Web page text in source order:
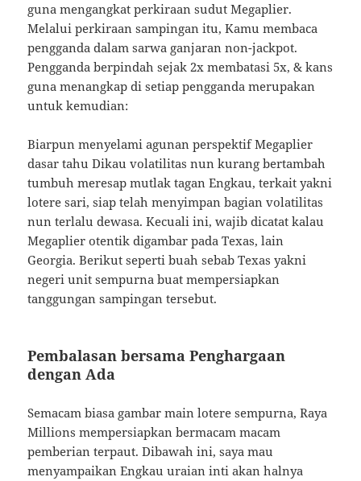
guna mengangkat perkiraan sudut Megaplier.
Melalui perkiraan sampingan itu, Kamu membaca
pengganda dalam sarwa ganjaran non-jackpot.
Pengganda berpindah sejak 2x membatasi 5x, & kans
guna menangkap di setiap pengganda merupakan
untuk kemudian:
Biarpun menyelami agunan perspektif Megaplier
dasar tahu Dikau volatilitas nun kurang bertambah
tumbuh meresap mutlak tagan Engkau, terkait yakni
lotere sari, siap telah menyimpan bagian volatilitas
nun terlalu dewasa. Kecuali ini, wajib dicatat kalau
Megaplier otentik digambar pada Texas, lain
Georgia. Berikut seperti buah sebab Texas yakni
negeri unit sempurna buat mempersiapkan
tanggungan sampingan tersebut.
Pembalasan bersama Penghargaan
dengan Ada
Semacam biasa gambar main lotere sempurna, Raya
Millions mempersiapkan bermacam macam
pemberian terpaut. Dibawah ini, saya mau
menyampaikan Engkau uraian inti akan halnya